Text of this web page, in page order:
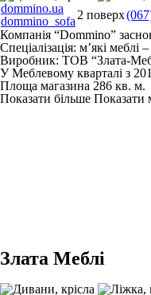
dommino.ua
dommino_sofa 2 поверх
Компанія “Dommino”
Спеціалізація: м’які
Виробник: ТОВ “Злата-
У Меблевому кварталі з
Площа магазина 286 кв. м.
Показати більше Показати
Злата Меблі